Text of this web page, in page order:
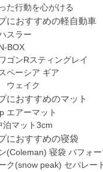
た行動を心がける
におすすめの軽自動車
スラー
BOX
ゴンRスティングレイ
ペーシア ギア
ウェイク
におすすめのマット
エアーマット
泊マット3cm
におすすめの寝袋
(Coleman) 寝袋 パフォ
ク(snow peak) セパレー